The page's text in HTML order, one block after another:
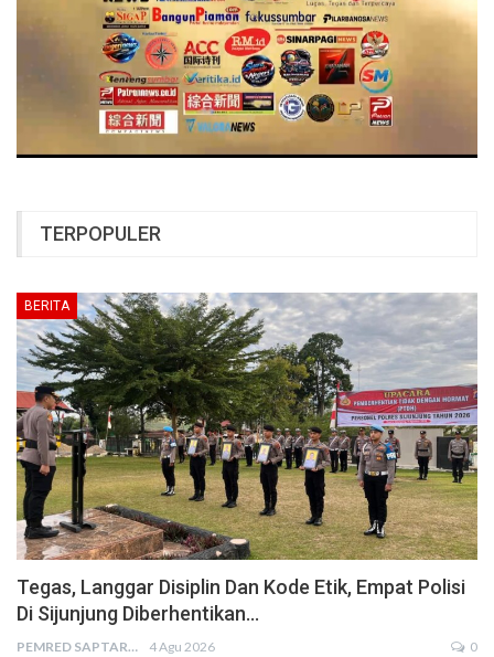
TERPOPULER
BERITA
Tegas, Langgar Disiplin Dan Kode Etik, Empat Polisi
Di Sijunjung Diberhentikan…
PEMRED SAPTARIUS 4 Agu 2026 0